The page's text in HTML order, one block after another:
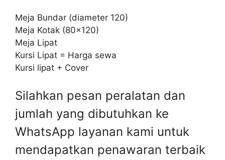
Meja Bundar (diameter 120)
Meja Kotak (80×120)
Meja Lipat
Kursi Lipat = Harga sewa
Kursi lipat + Cover
Silahkan pesan peralatan dan
jumlah yang dibutuhkan ke
WhatsApp layanan kami untuk
mendapatkan penawaran terbaik